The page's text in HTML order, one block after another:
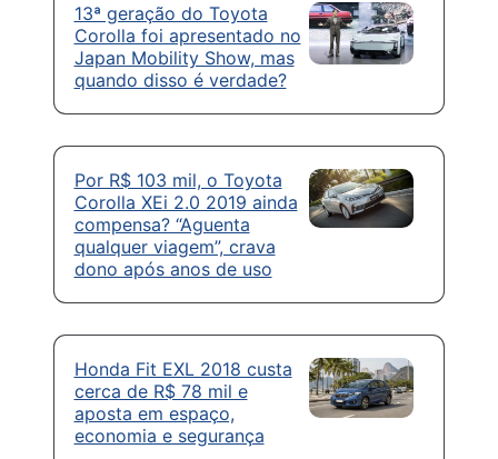
13ª geração do Toyota
Corolla foi apresentado no
Japan Mobility Show, mas
quando disso é verdade?
Por R$ 103 mil, o Toyota
Corolla XEi 2.0 2019 ainda
compensa? “Aguenta
qualquer viagem”, crava
dono após anos de uso
Honda Fit EXL 2018 custa
cerca de R$ 78 mil e
aposta em espaço,
economia e segurança